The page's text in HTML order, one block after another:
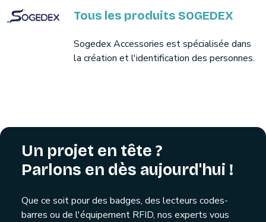
Tous les produits SOGEDEX
Sogedex Accessories est spécialisée dans
la création et l'identification des personnes.
Un projet en tête ?
Parlons en dès aujourd'hui !
Que ce soit pour des badges, des lecteurs codes-
barres ou de l'équipement RFID, nos experts vous